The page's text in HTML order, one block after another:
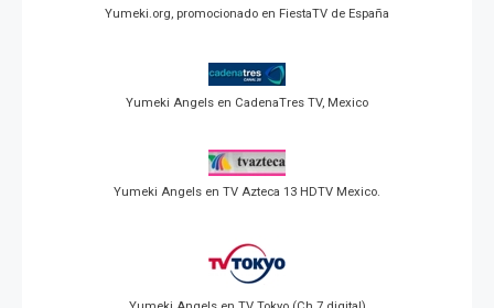
Yumeki.org, promocionado en FiestaTV de España
Yumeki Angels en CadenaTres TV, Mexico
Yumeki Angels en TV Azteca 13 HDTV Mexico.